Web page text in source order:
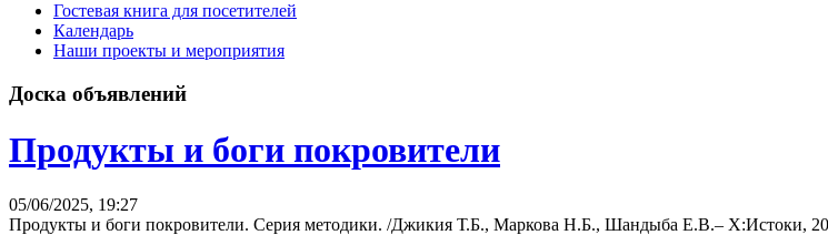
Гостевая книга для посетителей
Календарь
Наши проекты и мероприятия
Доска объявлений
Продукты и боги покровители
05/06/2025, 19:27
Продукты и боги покровители. Серия методики. /Джикия Т.Б., Маркова Н.Б., Шандыба Е.В.‒ Х:Истоки,